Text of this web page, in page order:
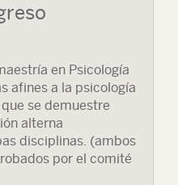
en Psicología
afines a la psicología
se demuestre
alterna
disciplinas. (ambos
por el comité